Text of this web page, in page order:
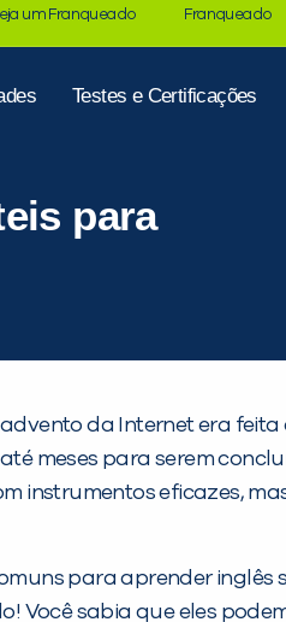
um Franqueado Franqueado
Testes e Certificações
para
da Internet era
meses para serem
instrumentos eficazes,
para aprender
Você sabia que eles